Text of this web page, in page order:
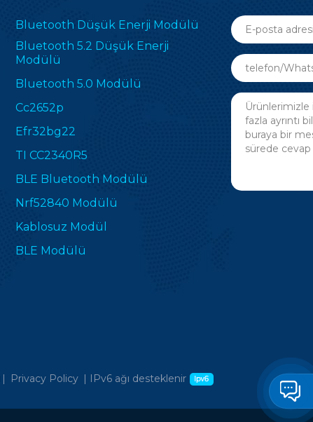
Bluetooth Düşük Enerji Modülü
Bluetooth 5.2 Düşük Enerji
Modülü
Bluetooth 5.0 Modülü
Cc2652p
Efr32bg22
TI CC2340R5
BLE Bluetooth Modülü
Nrf52840 Modülü
Kablosuz Modül
BLE Modülü
| Privacy Policy | IPv6 ağı desteklenir